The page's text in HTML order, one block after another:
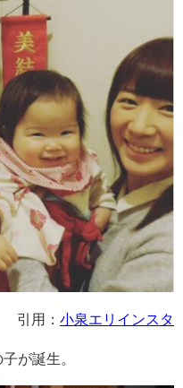
引用： 小泉エリインスタ
が誕生。